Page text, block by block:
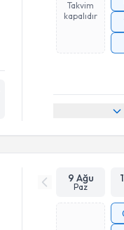
Takvim
kapalıdır
9 Ağu
Paz